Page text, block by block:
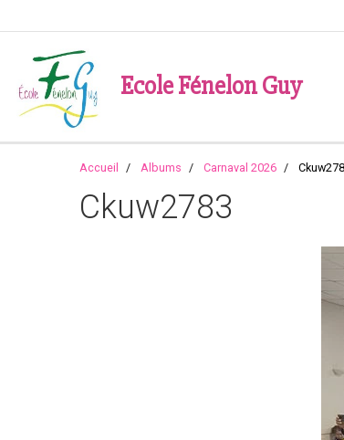
Ecole Fénelon Guy
Accueil Albums Carnaval 2026
Ckuw2783